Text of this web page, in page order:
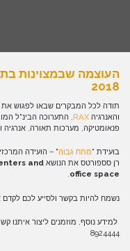
2018
תודה לכל המבקרים שבאו לפגוש
והאנרגיה RAX, התערוכה הבינ"ל
פנאומטיקה, מערכות תאורה, אנרגיה
בועידת "מתח גבוה" – הועידה
רן סספורטס את הנושא and
office space
.
נשמח להיות בקשר ולסייע לכם
למידע נוסף, מוזמנים ליצור איתנו
8924444